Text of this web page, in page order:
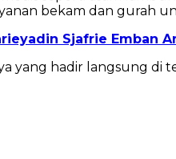
bekam dan gurah
Sjafrie Emban
yang hadir langsung di